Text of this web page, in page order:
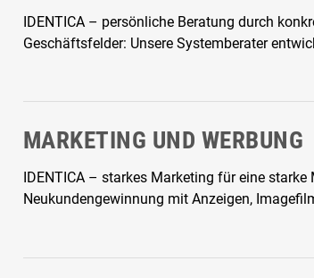
IDENTICA – persönliche Beratung durch
Geschäftsfelder: Unsere Systemberater
MARKETING UND WERBUNG
IDENTICA – starkes Marketing für eine
Neukundengewinnung mit Anzeigen,